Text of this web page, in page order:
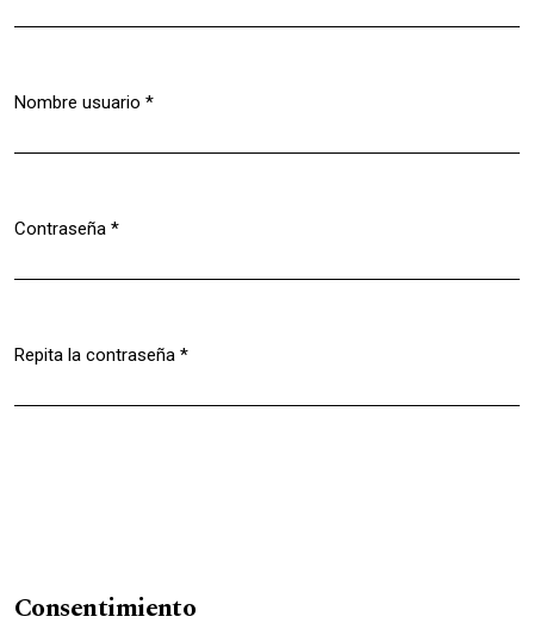
Nombre usuario *
Contraseña *
Repita la contraseña *
Consentimiento